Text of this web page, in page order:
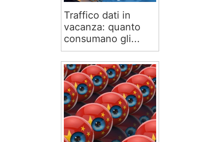
Traffico dati in
vacanza: quanto
consumano gli...